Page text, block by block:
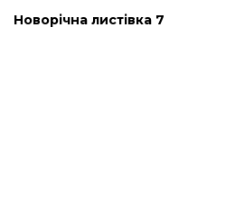
Новорічна листівка 7